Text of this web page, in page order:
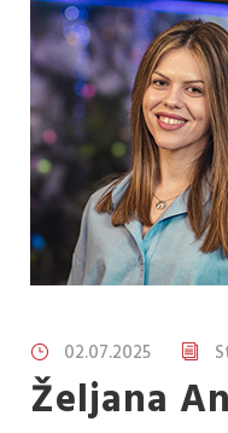
02.07.2025
Željana